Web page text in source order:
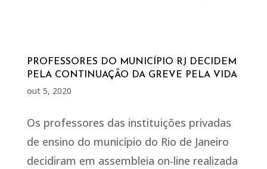
PROFESSORES DO MUNICÍPIO RJ DECIDEM
PELA CONTINUAÇÃO DA GREVE PELA VIDA
out 5, 2020
Os professores das instituições privadas
de ensino do município do Rio de Janeiro
decidiram em assembleia on-line realizada